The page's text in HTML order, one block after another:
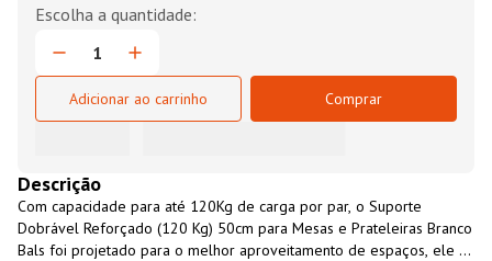
Adicionar ao carrinho Comprar
Descrição
Com capacidade para até 120Kg de carga por par, o Suporte
Dobrável Reforçado (120 Kg) 50cm para Mesas e Prateleiras Branco
Bals foi projetado para o melhor aproveitamento de espaços, ele é